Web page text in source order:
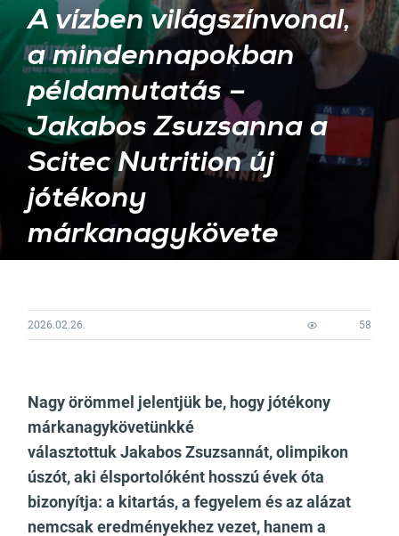
A vízben világszínvonal,
a mindennapokban
példamutatás –
Jakabos Zsuzsanna a
Scitec Nutrition új
jótékony
márkanagykövete
2026.02.26. 58
Nagy örömmel jelentjük be, hogy jótékony
márkanagykövetünkké
választottuk Jakabos Zsuzsannát, olimpikon
úszót, aki élsportolóként hosszú évek óta
bizonyítja: a kitartás, a fegyelem és az alázat
nemcsak eredményekhez vezet, hanem a